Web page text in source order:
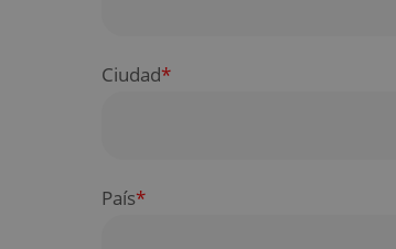
Ciudad*
País*